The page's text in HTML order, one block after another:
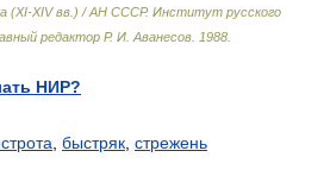
(XI-XIV вв.) / АН СССР. Институт русского
редактор Р. И. Аванесов 1988
НИР?
быстряк стрежень